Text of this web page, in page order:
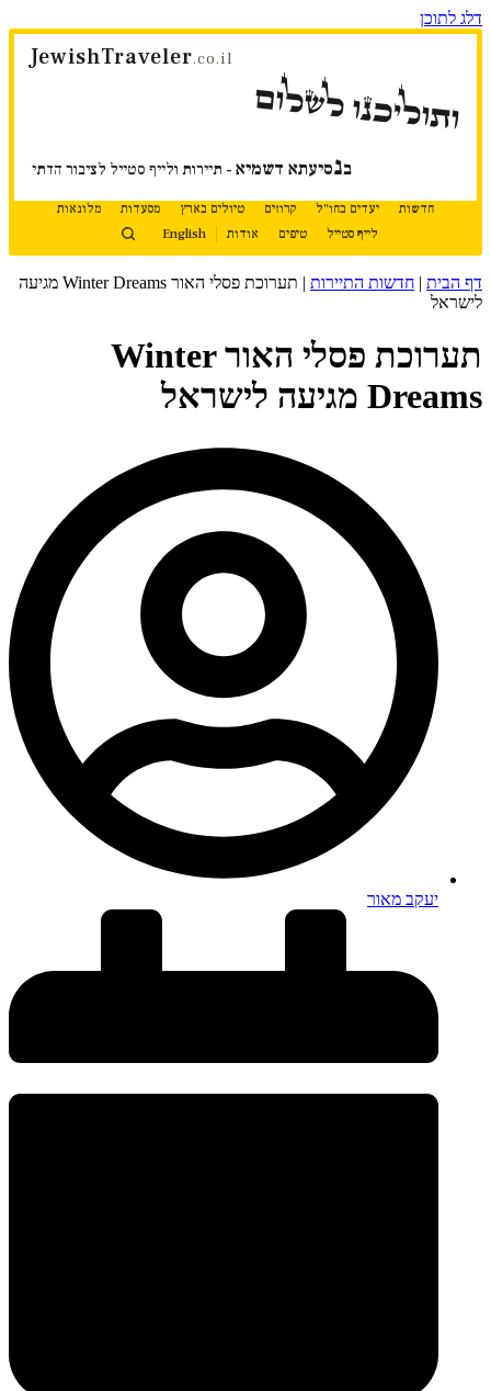
דלג לתוכן
JewishTraveler.co.il
ותוליכנו לשלום
בנסיעתא דשמיא - תיירות ולייף סטייל לציבור הדתי
חדשות יעדים בחו"ל קרוזים טיולים בארץ מסעדות
מלונאות
לייף סטייל
טיפים אודות English
דף הבית | חדשות התיירות |
תערוכת פסלי האור Winter Dreams מגיעה
לישראל
תערוכת פסלי האור Winter
Dreams מגיעה לישראל
יעקב מאור